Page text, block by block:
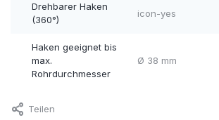
Drehbarer Haken
(360°)
icon-yes
Haken geeignet bis
max.
Rohrdurchmesser
Ø 38 mm
Teilen